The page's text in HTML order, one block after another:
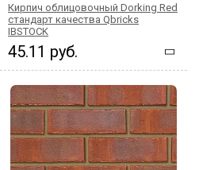
Кирпич облицовочный Dorking Red
стандарт качества Qbricks
IBSTOCK
45.11 руб.